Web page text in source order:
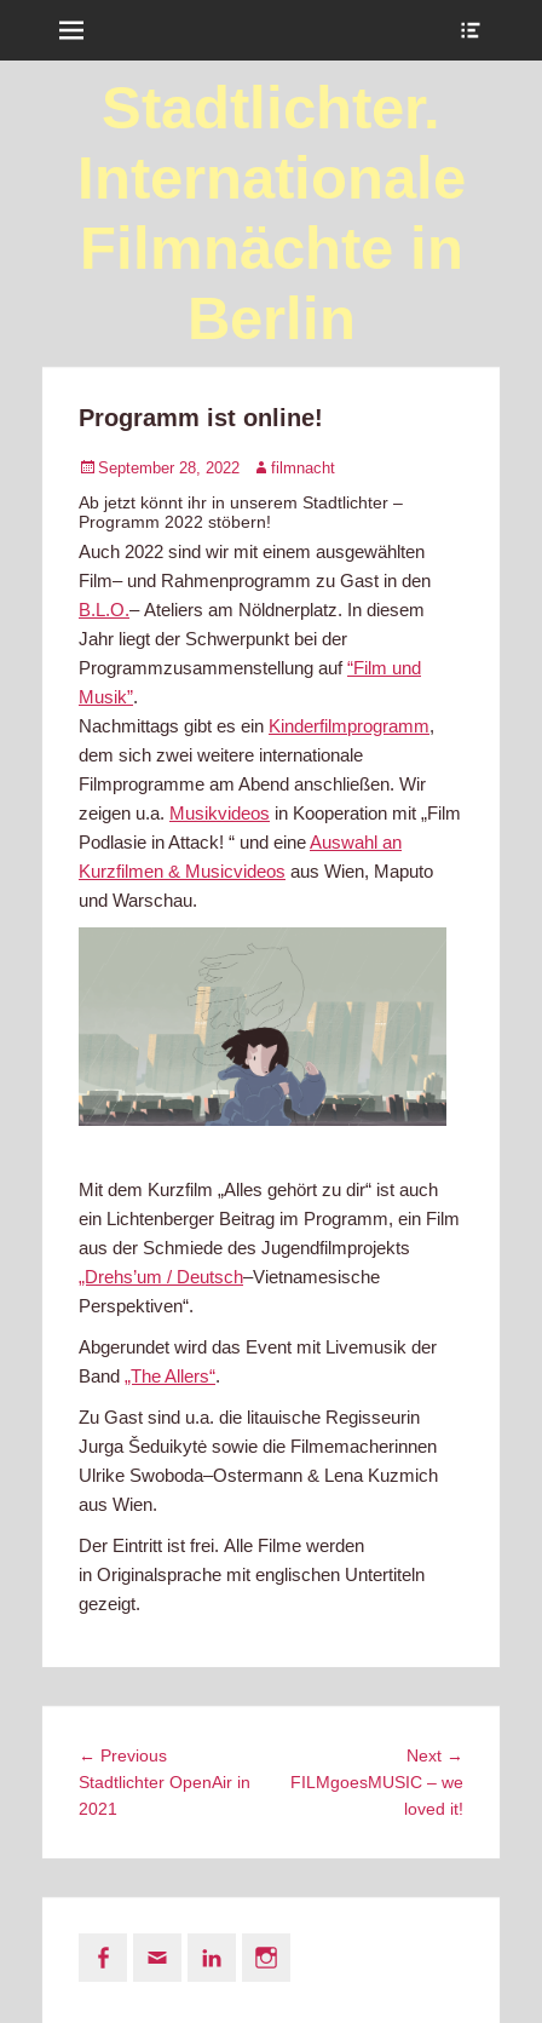
Stadtlichter.
Internationale
Filmnächte in
Berlin
Programm ist online!
Posted
September 28, 2022 Author
filmnacht
Ab jetzt könnt ihr in unserem Stadtlichter –
Programm 2022 stöbern!
Auch 2022 sind wir mit einem ausgewählten
Film– und Rahmenprogramm zu Gast in den
B.L.O.– Ateliers am Nöldnerplatz. In diesem
Jahr liegt der Schwerpunkt bei der
Programmzusammenstellung auf“Film und
Musik”.
Nachmittags gibt es ein Kinderfilmprogramm,
dem sich zwei weitere internationale
Filmprogramme am Abend anschließen. Wir
zeigen u.a. Musikvideos in Kooperation mit „Film
Podlasie in Attack! “ und eineAuswahl an
Kurzfilmen & Musicvideos aus Wien, Maputo
und Warschau.
Mit dem Kurzfilm „Alles gehört zu dir“ ist auch
ein Lichtenberger Beitrag im Programm, ein Film
aus der Schmiede des Jugendfilmprojekts
„Drehs’um / Deutsch–Vietnamesische
Perspektiven“.
Abgerundet wird das Event mit Livemusik der
Band „The Allers“.
Zu Gast sind u.a. die litauische Regisseurin
Jurga Šeduikytė sowie die Filmemacherinnen
Ulrike Swoboda–Ostermann & Lena Kuzmich
aus Wien.
Der Eintritt ist frei. Alle Filme werden
in Originalsprache mit englischen Untertiteln
gezeigt.
Post
navigation
← PreviousPrevious
post:
Stadtlichter OpenAir in
2021
Next →
post:
FILMgoesMUSIC – we
loved it!
Facebook
Email LinkedIn